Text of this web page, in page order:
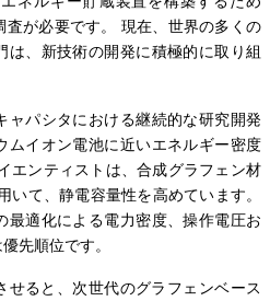
が必要です。 現在、世界の多くの
は、新技術の開発に積極的に取り組
ャパシタにおける継続的な研究開発
ムイオン電池に近いエネルギー密度
エンティストは、合成グラフェン材
て、静電容量性を高めています。
最適化による電力密度、操作電圧お
先順位です。
せると、次世代のグラフェンベース